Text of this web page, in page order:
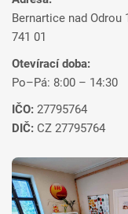
Bernartice nad Odrou
741 01
Otevírací doba:
Po–Pá: 8:00 – 14:30
IČO: 27795764
DIČ: CZ 27795764